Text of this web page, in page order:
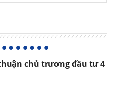
chủ trương đầu tư 4